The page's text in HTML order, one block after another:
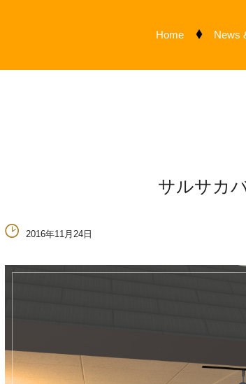
Home News
サルサカ
2016年11月24日